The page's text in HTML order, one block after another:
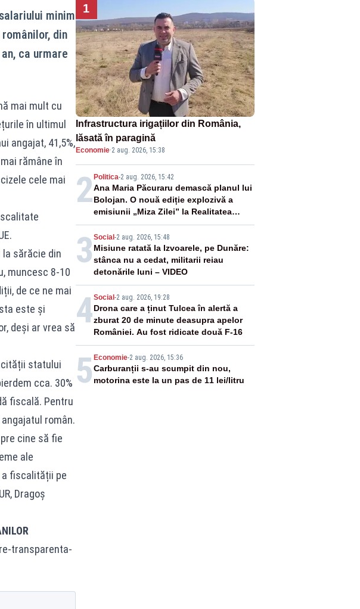
minim
din
ca urmare
mai mult cu
în ultimul
angajat, 41,5%,
rămâne în
cele mai
sărăcie din
muncesc 8-10
de ce ne mai
este și
deși ar vrea să
statului
cca. 30%
fiscală. Pentru
român.
cine să fie
ale
a fiscalității pe
Dragoș
transparenta-
1
Infrastructura irigațiilor din România,
lăsată în paragină
Economie·2 aug. 2026, 15:38
2 Politica-2 aug. 2026, 15:42
Ana Maria Păcuraru demască planul lui
Bolojan. O nouă ediție explozivă a
emisiunii „Miza Zilei” la Realitatea
PLUS
3 Social -2 aug. 2026, 15:48
Misiune ratată la Izvoarele, pe Dunăre:
stânca nu a cedat, militarii reiau
detonările luni – VIDEO
4Social -2 aug. 2026, 19:28
Drona care a ținut Tulcea în alertă a
zburat 20 de minute deasupra apelor
României. Au fost ridicate două F-16
5 Economie-2 aug. 2026, 15:36
Carburanții s-au scumpit din nou,
motorina este la un pas de 11 lei/litru